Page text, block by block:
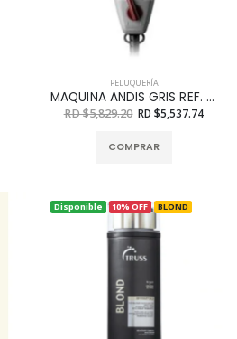
PELUQUERÍA
MAQUINA ANDIS GRIS REF. 04710
RD $5,829.20 RD $5,537.74
COMPRAR
Disponible 10% OFF BLOND